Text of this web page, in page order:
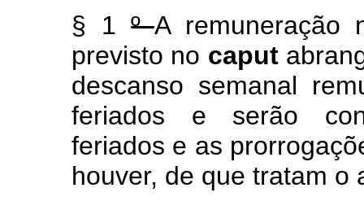
§ 1ºA remuneração
previsto no caput
descanso semanal
feriados e serão
feriados e as
houver, de que tratam